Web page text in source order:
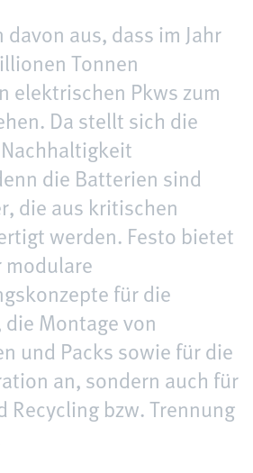
davon aus, dass im Jahr
Tonnen
elektrischen Pkws zum
Da stellt sich die
die Batterien sind
die aus kritischen
werden. Festo bietet
für die
Montage von
und Packs sowie für die
an, sondern auch für
Recycling bzw. Trennung